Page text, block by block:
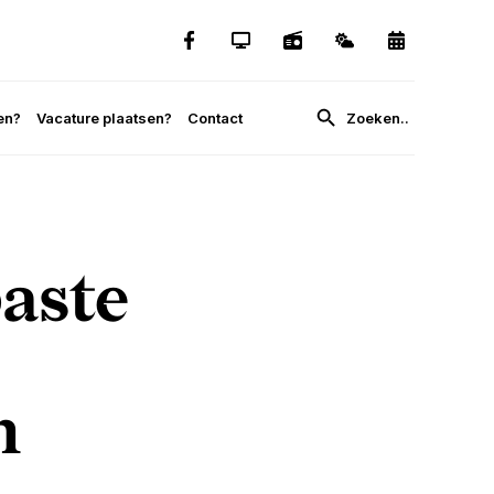
Vacature plaatsen? Contact